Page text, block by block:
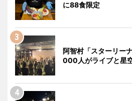
に88食限定
阿智村「スターリー
000人がライブと星